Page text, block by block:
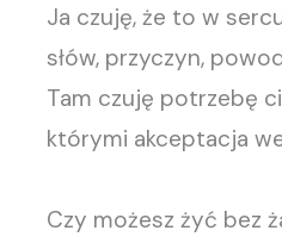
Ja czuję, że to w
słów, przyczyn,
Tam czuję potrzebę
którymi akceptacja
Czy możesz żyć bez